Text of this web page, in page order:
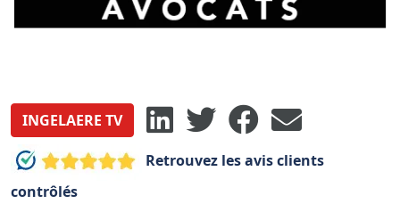
INGELAERE TV
Retrouvez les avis clients
contrôlés